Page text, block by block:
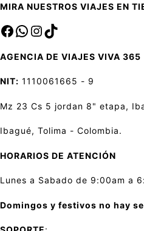
MIRA NUESTROS VIAJES EN
Facebook
saInstagram
TikTok
AGENCIA DE VIAJES VIVA 365
NIT: 1110061665 - 9
Mz 23 Cs 5 jordan 8" etapa,
Ibagué, Tolima - Colombia.
HORARIOS DE ATENCIÓN
Lunes a Sabado de 9:00am a
Domingos y festivos no hay